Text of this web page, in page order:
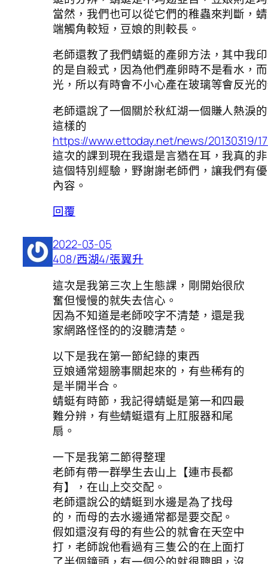
當然，我們也可以從它們的稚蟲來判斷，
端觸角較短，豆娘的則較長。
老師還教了我們蜻蜓的產卵方法，其中我
的是自殺式，因為他們產卵時不是看水，
光，所以有時會不小心產在玻璃等會反光
老師還說了一個關於秋紅湖一個賺人熱淚
這樣的
https://www.ettoday.net/news/20130319/
這次的課到現在我還是言猶在耳，我真的
這個特別經驗，野謝謝老師們，讓我們有
內容。
回覆
2022-03-05
408/西湖4/張翼升
這次是我第三次上生態課，剛開始很欣
奮但慢慢的就失去信心。
因為不知道是老師咬字不清楚，還是我
家網路怪怪的的沒聽清楚。
以下是我在第一節紀錄的東西
豆娘通常翅膀事關起來的，有些稀有的
是半開半合。
蜻蜓有時節，我記得蜻蜓是第一和四最
難分辨，有些蜻蜓還有上肛服器和尾
扇。
一下是我第二節得整理
老師有帶一群學生去山上【連市長都
有】，在山上交交配。
老師還說公的蜻蜓到水邊是為了找母
的，而母的去水邊通常都是要交配。
假如還沒有母的有些公的就會在天空中
打，老師說他看過有三隻公的在上面打